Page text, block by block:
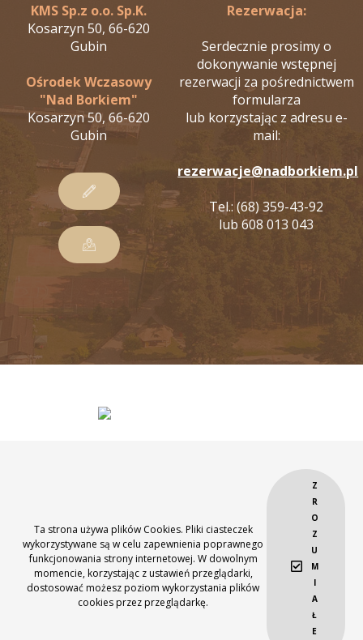
KMS Sp.z o.o. Sp.K.
Kosarzyn 50, 66-620
Gubin
Ośrodek Wczasowy
"Nad Borkiem"
Kosarzyn 50, 66-620
Gubin
Rezerwacja:
Serdecznie prosimy o
dokonywanie wstępnej
rezerwacji za pośrednictwem
formularza
lub korzystając z adresu e-
mail:
rezerwacje@nadborkiem.pl
Tel.: (68) 359-43-92
lub 608 013 043
Projekt współfinansowany przez Unię Europejską ze środków Europejskiego
Funduszu Rozwoju Regionalnego
oraz budżetu Państwa w ramach Lubuskiego Regionalnego Programu
Operacyjnego na lata 2007-2013
Webdesign:MINT
Ta strona używa plików Cookies. Pliki ciasteczek
wykorzystywane są w celu zapewnienia poprawnego
funkcjonowania strony internetowej. W dowolnym
momencie, korzystając z ustawień przeglądarki,
dostosować możesz poziom wykorzystania plików
cookies przez przeglądarkę.
Z
R
O
Z
U
M
I
A
Ł
E